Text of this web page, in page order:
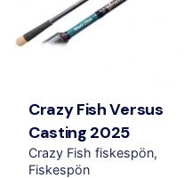
Crazy Fish Versus
Casting 2025
Crazy Fish fiskespön
Fiskespön